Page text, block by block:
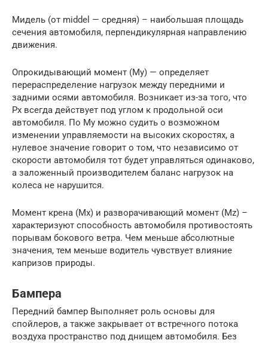
Мидель (от middel — средняя) – наибольшая площадь
сечения автомобиля, перпендикулярная направлению
движения.
Опрокидывающий момент (Му) — определяет
перераспределение нагрузок между передними и
задними осями автомобиля. Возникает из-за того, что
Рх всегда действует под углом к продольной оси
автомобиля. По Му можно судить о возможном
изменении управляемости на высоких скоростях, а
нулевое значение говорит о том, что независимо от
скорости автомобиля тот будет управляться одинаково,
а заложенный производителем баланс нагрузок на
колеса не нарушится.
Момент крена (Мх) и разворачивающий момент (Мz) –
характеризуют способность автомобиля противостоять
порывам бокового ветра. Чем меньше абсолютные
значения, тем меньше водитель чувствует влияние
капризов природы.
Бампера
Передний бампер Выполняет роль основы для
спойлеров, а также закрывает от встречного потока
воздуха пространство под днищем автомобиля. Без